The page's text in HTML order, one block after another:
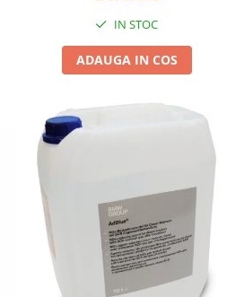
IN STOC
ADAUGA IN COS